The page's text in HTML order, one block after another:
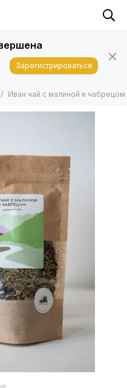
Зарегистрироваться
Иван чай с малиной и чабрецом